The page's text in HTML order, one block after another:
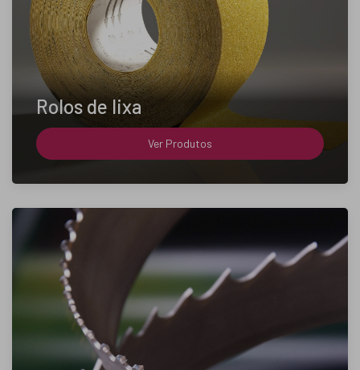
Rolos de lixa
Ver Produtos